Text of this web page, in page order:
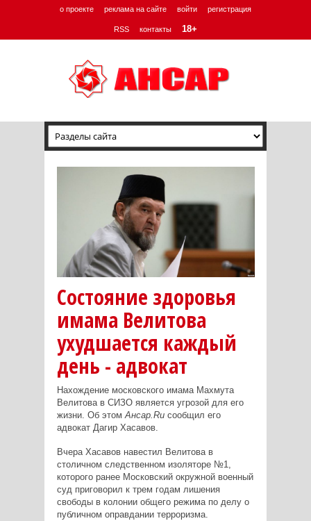
о проекте реклама на сайте войти регистрация
RSS контакты 18+
Состояние здоровья
имама Велитова
ухудшается каждый
день - адвокат
Нахождение московского имама Махмута
Велитова в СИЗО является угрозой для его
жизни. Об этомАнсар.Ruсообщил его
адвокат Дагир Хасавов.
Вчера Хасавов навестил Велитова в
столичном следственном изоляторе №1,
которого ранее Московский окружной военный
суд приговорил к трем годам лишения
свободы в колонии общего режима по делу о
публичном оправдании терроризма.